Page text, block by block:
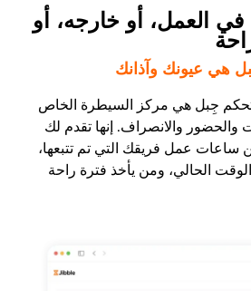
العمل، أو خارجه، أو
هي عيونك وآذانك
تحكم جِبل هي مركز السيطرة الخاص
والحضور والانصراف. إنها تقدم لك
عمل فريقك التي تم تتبعها،
الحالي، ومن يأخذ فترة راحة